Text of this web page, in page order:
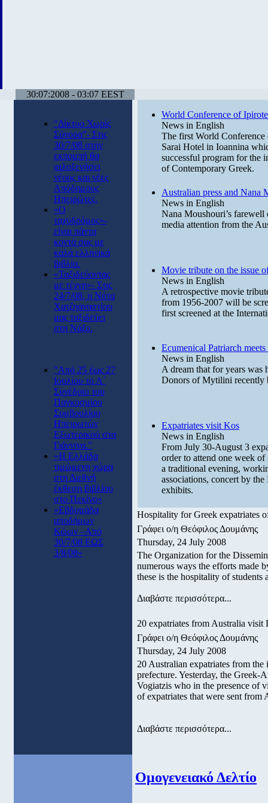
30:07:2008 - 03:07 EEST
"Δίκτυο Χωρίς
Σύνορα"- Στις
30/7/08 στην
εκπομπή θα
φιλοξενήσει
νέους και νέες
Απόδημους
Ηπειρώτες.
«Ο
ταχυδρόμος»-
είναι πάντα
κοντά σας με
καλά ελληνικά
βιβλία.
«Ταξιδεύοντας
με τέχνη»- Στις
24/7/08, η Νότα
Χατζηαναστίου
μας ταξιδεύει
στη Νάξο.
"Από 25 έως 27
Ιουλίου το Α´
Συνέδριο του
Παγκοσμίου
Συμβουλίου
Ηπειρωτών
Εξωτερικού στα
Γιάννινα."
«Η Ελλάδα
τιμώμενη χώρα
στη Διεθνή
έκθεση βιβλίου
στο Πεκίνο»
«Eβδομάδα
αποδήμων
Κώων –Από
30/7/08 ΕΩΣ
3/8/08»
World Conference of
News in English
The first World Conference
Sarai Hotel in Ioannina
successful program for the
of Contemporary Greek.
Australian press and Nana
News in English
Nana Moushouri’s
media attention from the
Movie tribute on the issue
News in English
A retrospective movie
from 1956-2007 will be
first screened at the
Ecumenical Patriarch
News in English
A dream that for years
Donors of Mytilini recently
Expatriates visit Kos
News in English
From July 30-August 3
order to attend one week
a traditional evening,
associations, concert by
exhibits.
Hospitality for Greek expatriates
Γράφει ο/η Θεόφιλος Δουμάνης
Thursday, 24 July 2008
The Organization for the
numerous ways the efforts made
these is the hospitality of students
Διαβάστε περισσότερα...
20 expatriates from Australia visit
Γράφει ο/η Θεόφιλος Δουμάνης
Thursday, 24 July 2008
20 Australian expatriates from
prefecture. Yesterday, the Greek-
Vogiatzis who in the presence of
of expatriates that were sent from
Διαβάστε περισσότερα...
Ομογενειακό Δελτίο